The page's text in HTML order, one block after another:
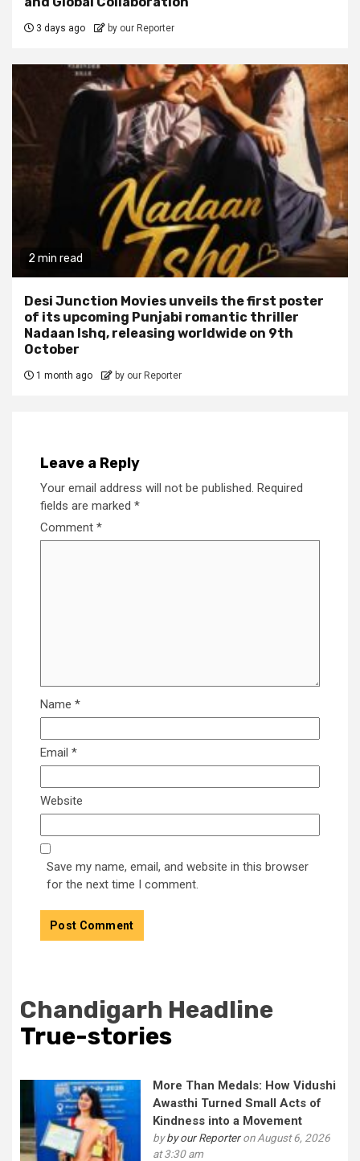
3 days ago by our Reporter
2 min read
Desi Junction Movies unveils the first poster
of its upcoming Punjabi romantic thriller
Nadaan Ishq, releasing worldwide on 9th
October
1 month ago by our Reporter
Leave a Reply
Your email address will not be published. Required
fields are marked *
Comment *
Name *
Email *
Website
Save my name, email, and website in this browser
for the next time I comment.
Chandigarh Headline
True-stories
More Than Medals: How Vidushi
Awasthi Turned Small Acts of
Kindness into a Movement
byby our Reporteron August 6, 2026
at 3:30 am